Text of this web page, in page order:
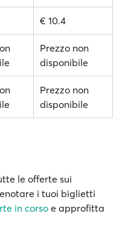
€ 10.4
Prezzo non
disponibile
Prezzo non
disponibile
le offerte sui
i tuoi biglietti
in corso e approfitta